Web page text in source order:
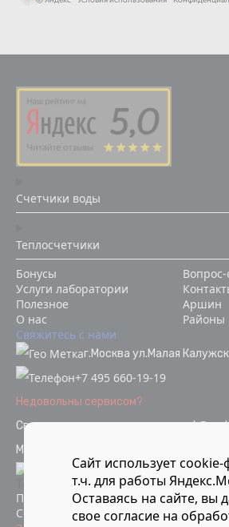
Счетчики воды
Теплосчетчики
Бонусы
Услуги лаборатории
Полезное
О нас
Вопрос-
Аршин
Районы
Свяжитесь с нами
г.Москва ул.Малая
+7 495 660-19-19
Недовольны сервисом?
Связаться с отделом качества
Мы в социальных сетях:
Политика конфиденциальности
Согласие на обработку персональных
Сайт использует
т.ч. для работы
Оставаясь на сайте, вы
своесогласие на